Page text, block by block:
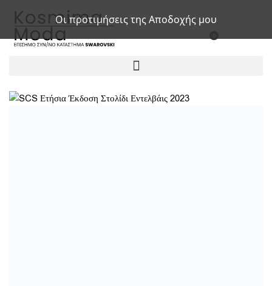
Οι προτιμήσεις της Αποδοχής μου